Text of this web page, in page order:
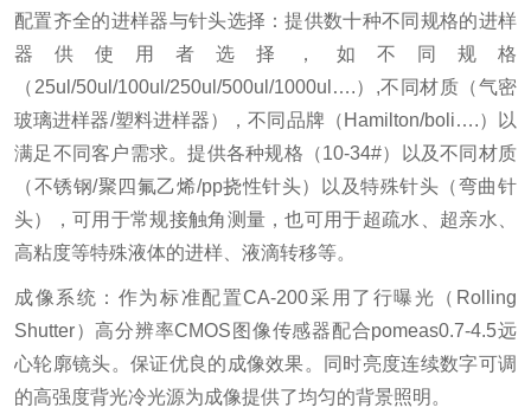
配置齐全的进样器与针头选择：提供数十种不同规格的进样
器供使用者选择，如不同规格
（25ul/50ul/100ul/250ul/500ul/1000ul….）,不同材质（气密
玻璃进样器/塑料进样器），不同品牌（Hamilton/boli….）以
满足不同客户需求。提供各种规格（10-34#）以及不同材质
（不锈钢/聚四氟乙烯/pp挠性针头）以及特殊针头（弯曲针
头），可用于常规接触角测量，也可用于超疏水、超亲水、
高粘度等特殊液体的进样、液滴转移等。
成像系统：作为标准配置CA-200采用了行曝光（Rolling
Shutter）高分辨率CMOS图像传感器配合pomeas0.7-4.5远
心轮廓镜头。保证优良的成像效果。同时亮度连续数字可调
的高强度背光冷光源为成像提供了均匀的背景照明。